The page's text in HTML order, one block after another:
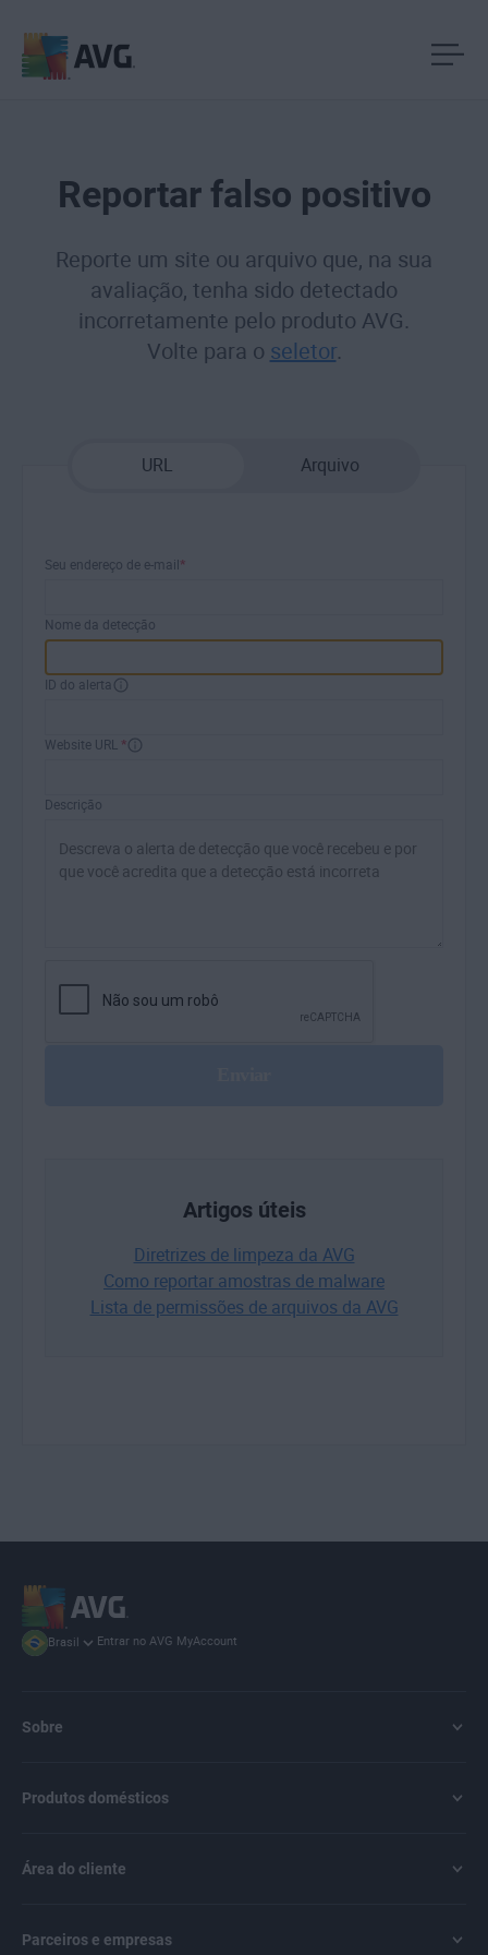
Reportar falso positivo
Reporte um site ou arquivo que, na sua
avaliação, tenha sido detectado
incorretamente pelo produto AVG.
Volte para o seletor.
URL Arquivo
Seu endereço de e-mail*
Nome da detecção
ID do alerta
Website URL *
Descrição
Artigos úteis
Diretrizes de limpeza da AVG
Como reportar amostras de malware
Lista de permissões de arquivos da AVG
Brasil Entrar no AVG MyAccount
Sobre
Produtos domésticos
Área do cliente
Parceiros e empresas